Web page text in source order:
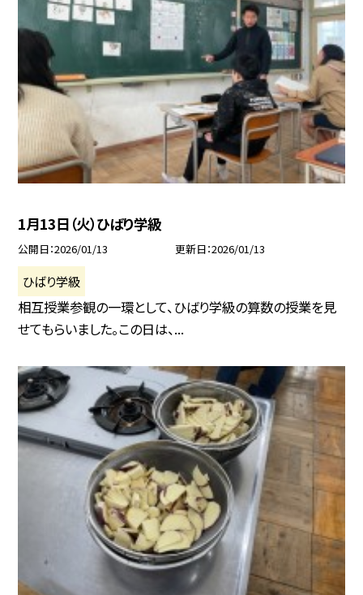
1月13日（火）ひばり学級
公開日 2026/01/13 更新日 2026/01/13
ひばり学級
相互授業参観の一環として、ひばり学級の算数の授業を見
せてもらいました。この日は、...